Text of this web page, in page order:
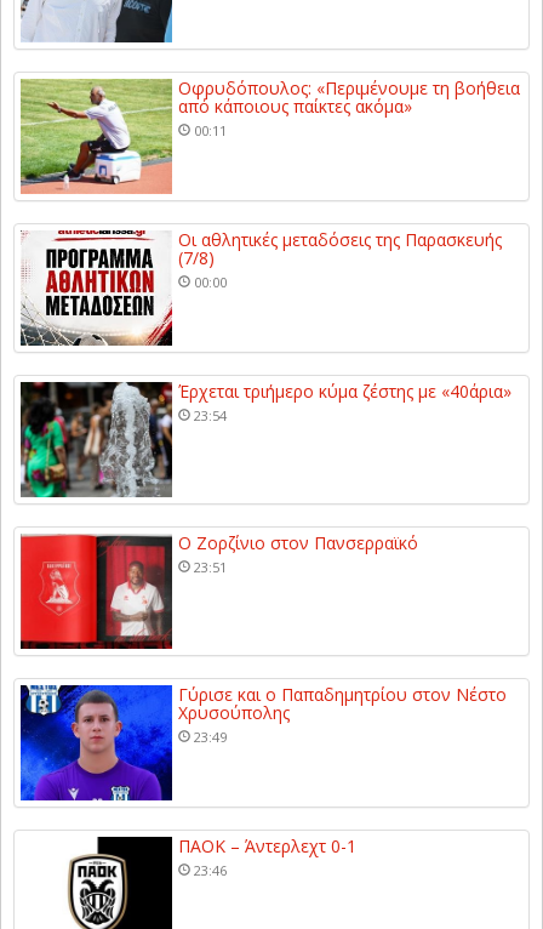
Οφρυδόπουλος: «Περιμένουμε τη βοήθεια
από κάποιους παίκτες ακόμα»
00:11
Οι αθλητικές μεταδόσεις της Παρασκευής
(7/8)
00:00
Έρχεται τριήμερο κύμα ζέστης με «40άρια»
23:54
Ο Ζορζίνιο στον Πανσερραϊκό
23:51
Γύρισε και ο Παπαδημητρίου στον Νέστο
Χρυσούπολης
23:49
ΠΑΟΚ – Άντερλεχτ 0-1
23:46